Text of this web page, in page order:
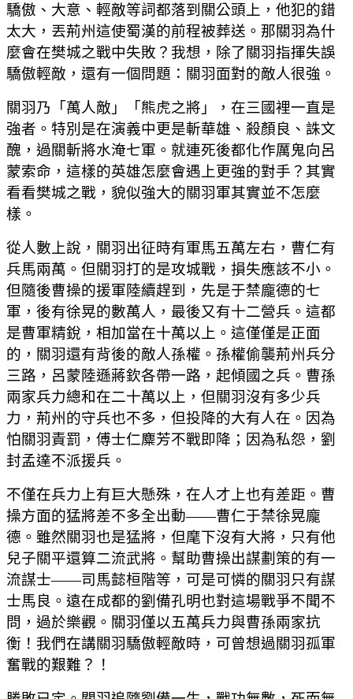
驕傲、大意、輕敵等詞都落到關公頭上，他犯的錯
太大，丟荊州這使蜀漢的前程被葬送。那關羽為什
麼會在樊城之戰中失敗？我想，除了關羽指揮失誤
驕傲輕敵，還有一個問題：關羽面對的敵人很強。
關羽乃「萬人敵」「熊虎之將」，在三國裡一直是
強者。特別是在演義中更是斬華雄、殺顏良、誅文
醜，過關斬將水淹七軍。就連死後都化作厲鬼向呂
蒙索命，這樣的英雄怎麼會遇上更強的對手？其實
看看樊城之戰，貌似強大的關羽軍其實並不怎麼
樣。
從人數上說，關羽出征時有軍馬五萬左右，曹仁有
兵馬兩萬。但關羽打的是攻城戰，損失應該不小。
但隨後曹操的援軍陸續趕到，先是于禁龐德的七
軍，後有徐晃的數萬人，最後又有十二營兵。這都
是曹軍精銳，相加當在十萬以上。這僅僅是正面
的，關羽還有背後的敵人孫權。孫權偷襲荊州兵分
三路，呂蒙陸遜蔣欽各帶一路，起傾國之兵。曹孫
兩家兵力總和在二十萬以上，但關羽沒有多少兵
力，荊州的守兵也不多，但投降的大有人在。因為
怕關羽責罰，傅士仁麋芳不戰即降；因為私怨，劉
封孟達不派援兵。
不僅在兵力上有巨大懸殊，在人才上也有差距。曹
操方面的猛將差不多全出動——曹仁于禁徐晃龐
德。雖然關羽也是猛將，但麾下沒有大將，只有他
兒子關平還算二流武將。幫助曹操出謀劃策的有一
流謀士——司馬懿桓階等，可是可憐的關羽只有謀
士馬良。遠在成都的劉備孔明也對這場戰爭不聞不
問，過於樂觀。關羽僅以五萬兵力與曹孫兩家抗
衡！我們在講關羽驕傲輕敵時，可曾想過關羽孤軍
奮戰的艱難？！